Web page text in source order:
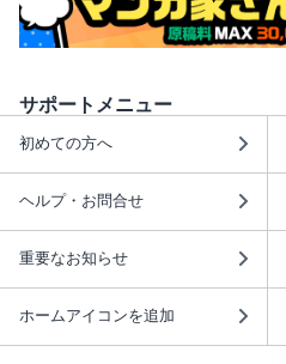
サポートメニュー
初めての方へ
ヘルプ・お問合せ
重要なお知らせ
ホームアイコンを追加